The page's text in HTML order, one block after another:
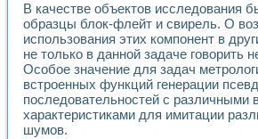
Система управления
Лазерный профилометр
Применение средств
Разработка
Автоматизированный стенд
Высокочувствительные
Установка для измерения
В качестве объектов исследования
образцы блок-флейт и свирель. О
использования этих компонент в
не только в данной задаче говорить
Особое значение для задач
встроенных функций генерации
последовательностей с различными
характеристиками для имитации
шумов.